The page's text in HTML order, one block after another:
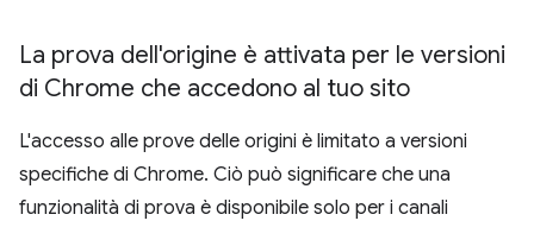
La prova dell'origine è attivata per le versioni
di Chrome che accedono al tuo sito
L'accesso alle prove delle origini è limitato a versioni
specifiche di Chrome. Ciò può significare che una
funzionalità di prova è disponibile solo per i canali